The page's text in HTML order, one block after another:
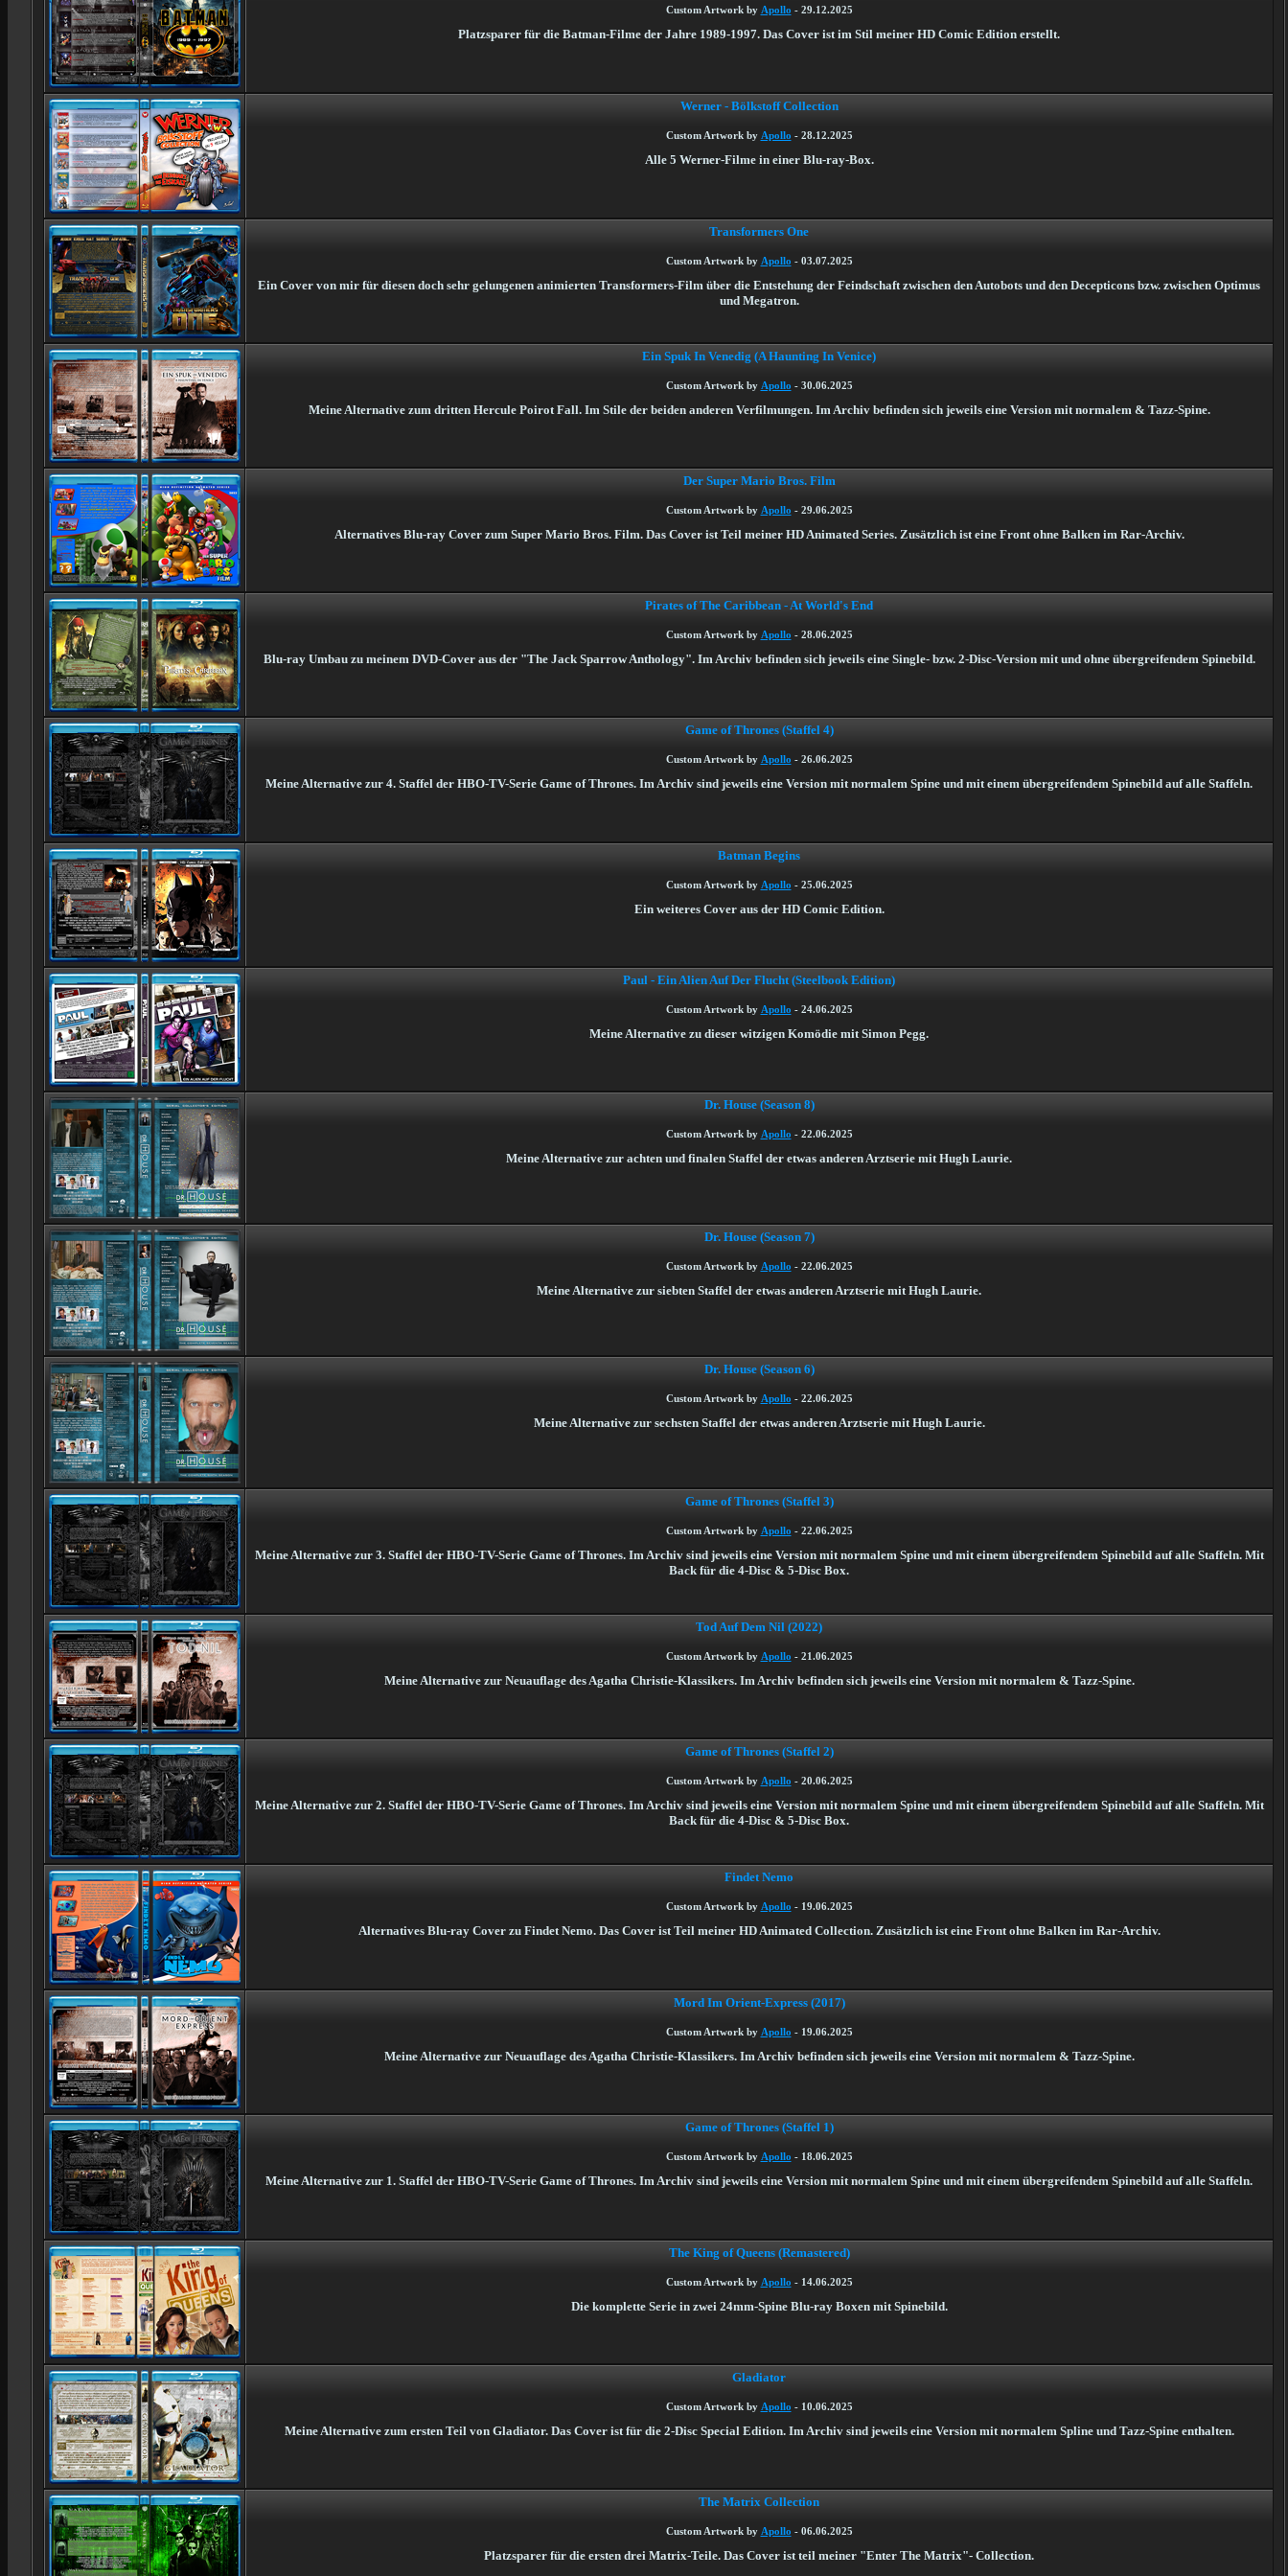
Custom Artwork by Apollo - 29.12.2025
Platzsparer für die Batman-Filme der Jahre 1989-1997. Das Cover ist im Stil meiner HD Comic Edition erstellt.
Werner - Bölkstoff Collection
Custom Artwork by Apollo - 28.12.2025
Alle 5 Werner-Filme in einer Blu-ray-Box.
Transformers One
Custom Artwork by Apollo - 03.07.2025
Ein Cover von mir für diesen doch sehr gelungenen animierten Transformers-Film über die Entstehung der Feindschaft zwischen den Autobots und den Decepticons bzw. zwischen Optimus
und Megatron.
Ein Spuk In Venedig (A Haunting In Venice)
Custom Artwork by Apollo - 30.06.2025
Meine Alternative zum dritten Hercule Poirot Fall. Im Stile der beiden anderen Verfilmungen. Im Archiv befinden sich jeweils eine Version mit normalem & Tazz-Spine.
Der Super Mario Bros. Film
Custom Artwork by Apollo - 29.06.2025
Alternatives Blu-ray Cover zum Super Mario Bros. Film. Das Cover ist Teil meiner HD Animated Series. Zusätzlich ist eine Front ohne Balken im Rar-Archiv.
Pirates of The Caribbean - At World's End
Custom Artwork by Apollo - 28.06.2025
Blu-ray Umbau zu meinem DVD-Cover aus der "The Jack Sparrow Anthology". Im Archiv befinden sich jeweils eine Single- bzw. 2-Disc-Version mit und ohne übergreifendem Spinebild.
Game of Thrones (Staffel 4)
Custom Artwork by Apollo - 26.06.2025
Meine Alternative zur 4. Staffel der HBO-TV-Serie Game of Thrones. Im Archiv sind jeweils eine Version mit normalem Spine und mit einem übergreifendem Spinebild auf alle Staffeln.
Batman Begins
Custom Artwork by Apollo - 25.06.2025
Ein weiteres Cover aus der HD Comic Edition.
Paul - Ein Alien Auf Der Flucht (Steelbook Edition)
Custom Artwork by Apollo - 24.06.2025
Meine Alternative zu dieser witzigen Komödie mit Simon Pegg.
Dr. House (Season 8)
Custom Artwork by Apollo - 22.06.2025
Meine Alternative zur achten und finalen Staffel der etwas anderen Arztserie mit Hugh Laurie.
Dr. House (Season 7)
Custom Artwork by Apollo - 22.06.2025
Meine Alternative zur siebten Staffel der etwas anderen Arztserie mit Hugh Laurie.
Dr. House (Season 6)
Custom Artwork by Apollo - 22.06.2025
Meine Alternative zur sechsten Staffel der etwas anderen Arztserie mit Hugh Laurie.
Game of Thrones (Staffel 3)
Custom Artwork by Apollo - 22.06.2025
Meine Alternative zur 3. Staffel der HBO-TV-Serie Game of Thrones. Im Archiv sind jeweils eine Version mit normalem Spine und mit einem übergreifendem Spinebild auf alle Staffeln. Mit
Back für die 4-Disc & 5-Disc Box.
Tod Auf Dem Nil (2022)
Custom Artwork by Apollo - 21.06.2025
Meine Alternative zur Neuauflage des Agatha Christie-Klassikers. Im Archiv befinden sich jeweils eine Version mit normalem & Tazz-Spine.
Game of Thrones (Staffel 2)
Custom Artwork by Apollo - 20.06.2025
Meine Alternative zur 2. Staffel der HBO-TV-Serie Game of Thrones. Im Archiv sind jeweils eine Version mit normalem Spine und mit einem übergreifendem Spinebild auf alle Staffeln. Mit
Back für die 4-Disc & 5-Disc Box.
Findet Nemo
Custom Artwork by Apollo - 19.06.2025
Alternatives Blu-ray Cover zu Findet Nemo. Das Cover ist Teil meiner HD Animated Collection. Zusätzlich ist eine Front ohne Balken im Rar-Archiv.
Mord Im Orient-Express (2017)
Custom Artwork by Apollo - 19.06.2025
Meine Alternative zur Neuauflage des Agatha Christie-Klassikers. Im Archiv befinden sich jeweils eine Version mit normalem & Tazz-Spine.
Game of Thrones (Staffel 1)
Custom Artwork by Apollo - 18.06.2025
Meine Alternative zur 1. Staffel der HBO-TV-Serie Game of Thrones. Im Archiv sind jeweils eine Version mit normalem Spine und mit einem übergreifendem Spinebild auf alle Staffeln.
The King of Queens (Remastered)
Custom Artwork by Apollo - 14.06.2025
Die komplette Serie in zwei 24mm-Spine Blu-ray Boxen mit Spinebild.
Gladiator
Custom Artwork by Apollo - 10.06.2025
Meine Alternative zum ersten Teil von Gladiator. Das Cover ist für die 2-Disc Special Edition. Im Archiv sind jeweils eine Version mit normalem Spline und Tazz-Spine enthalten.
The Matrix Collection
Custom Artwork by Apollo - 06.06.2025
Platzsparer für die ersten drei Matrix-Teile. Das Cover ist teil meiner "Enter The Matrix"- Collection.